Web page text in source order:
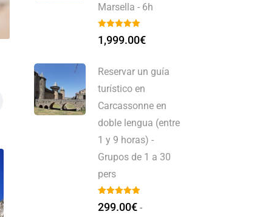
Marsella - 6h
1,999.00€
Reservar un guía
turístico en
Carcassonne en
doble lengua (entre
1 y 9 horas) -
Grupos de 1 a 30
pers
299.00€ -